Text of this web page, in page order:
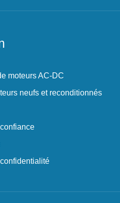
moteurs AC-DC
neufs et reconditionnés
confiance